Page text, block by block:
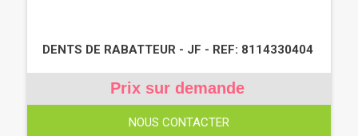
DENTS DE RABATTEUR - JF - REF: 8114330404
Prix sur demande
NOUS CONTACTER